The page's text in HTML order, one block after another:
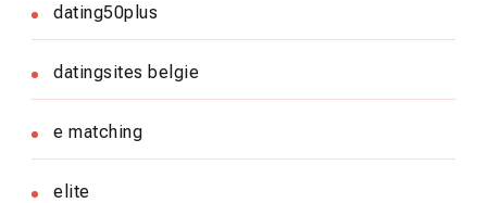
dating50plus
datingsites belgie
e matching
elite